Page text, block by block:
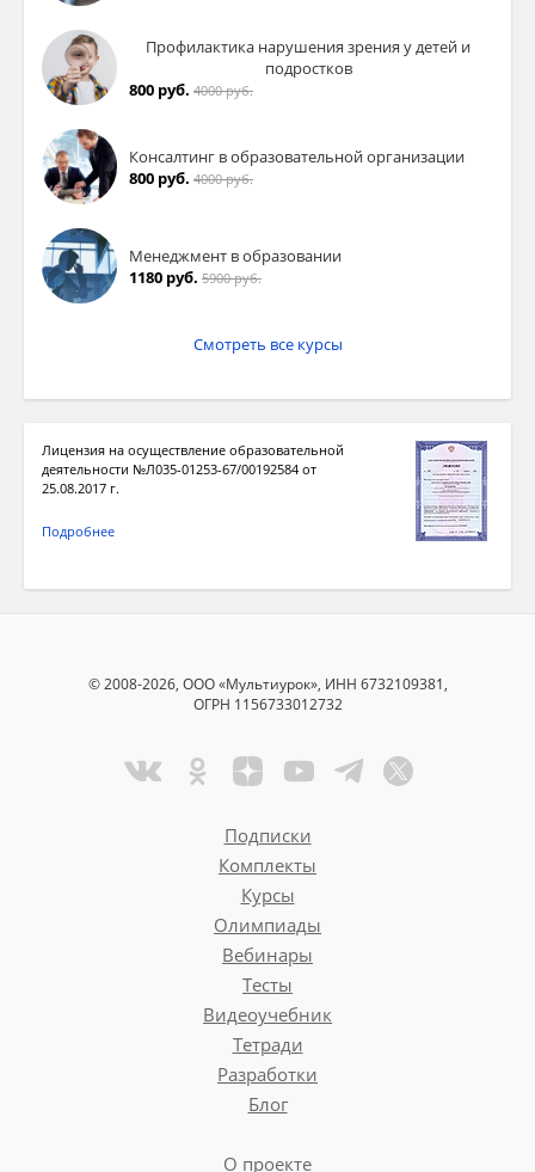
Профилактика нарушения зрения у детей и
подростков
800 руб. 4000 руб.
Консалтинг в образовательной организации
800 руб. 4000 руб.
Менеджмент в образовании
1180 руб. 5900 руб.
Смотреть все курсы
Лицензия на осуществление образовательной
деятельности №Л035-01253-67/00192584 от
25.08.2017 г.
Подробнее
© 2008-2026, ООО «Мультиурок», ИНН 6732109381,
ОГРН 1156733012732
Подписки
Комплекты
Курсы
Олимпиады
Вебинары
Тесты
Видеоучебник
Тетради
Разработки
Блог
О проекте